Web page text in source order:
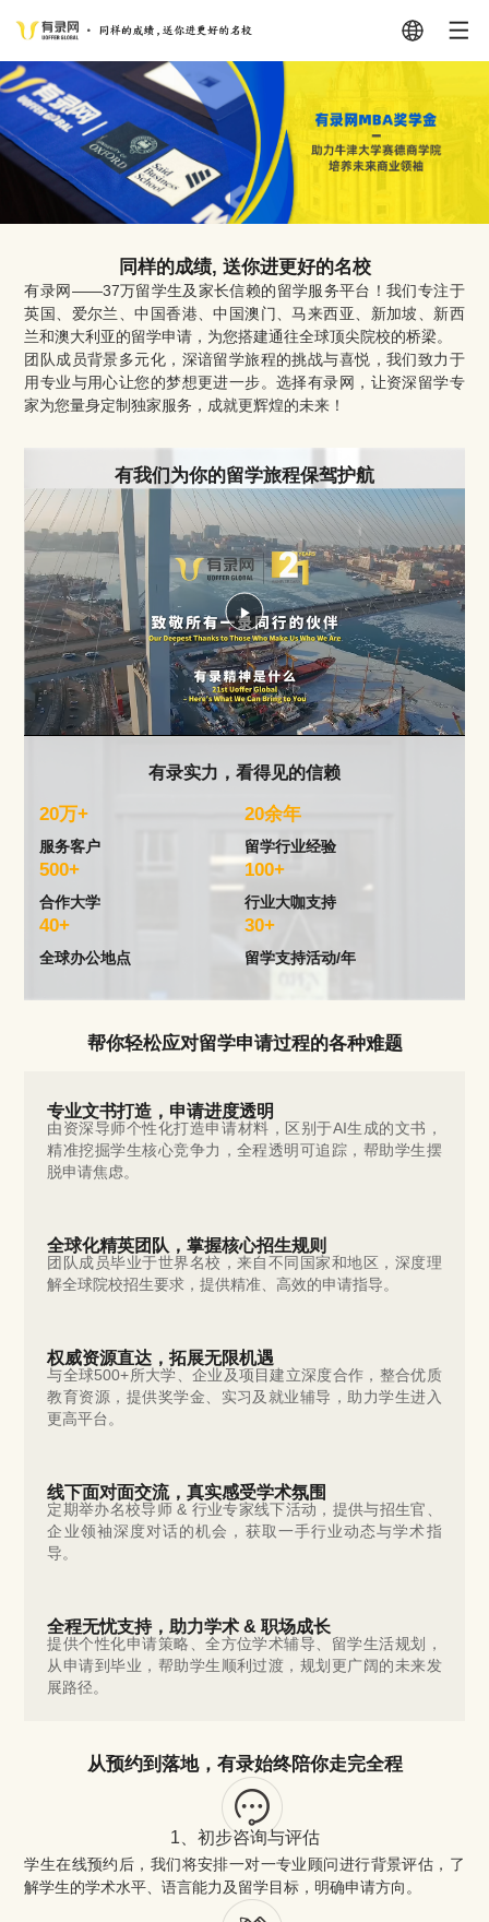
同样的成绩, 送你进更好的名校
有录网——37万留学生及家长信赖的留学服务平台！我们专注于
英国、爱尔兰、中国香港、中国澳门、马来西亚、新加坡、新西
兰和澳大利亚的留学申请，为您搭建通往全球顶尖院校的桥梁。
团队成员背景多元化，深谙留学旅程的挑战与喜悦，我们致力于
用专业与用心让您的梦想更进一步。选择有录网，让资深留学专
家为您量身定制独家服务，成就更辉煌的未来！
有我们为你的留学旅程保驾护航
Play
Video
有录实力，看得见的信赖
20万+
服务客户
20余年
留学行业经验
500+
合作大学
100+
行业大咖支持
40+
全球办公地点
30+
留学支持活动/年
帮你轻松应对留学申请过程的各种难题
专业文书打造，申请进度透明
由资深导师个性化打造申请材料，区别于AI生成的文书，
精准挖掘学生核心竞争力，全程透明可追踪，帮助学生摆
脱申请焦虑。
全球化精英团队，掌握核心招生规则
团队成员毕业于世界名校，来自不同国家和地区，深度理
解全球院校招生要求，提供精准、高效的申请指导。
权威资源直达，拓展无限机遇
与全球500+所大学、企业及项目建立深度合作，整合优质
教育资源，提供奖学金、实习及就业辅导，助力学生进入
更高平台。
线下面对面交流，真实感受学术氛围
定期举办名校导师 & 行业专家线下活动，提供与招生官、
企业领袖深度对话的机会，获取一手行业动态与学术指
导。
全程无忧支持，助力学术 & 职场成长
提供个性化申请策略、全方位学术辅导、留学生活规划，
从申请到毕业，帮助学生顺利过渡，规划更广阔的未来发
展路径。
从预约到落地，有录始终陪你走完全程
1、初步咨询与评估
学生在线预约后，我们将安排一对一专业顾问进行背景评估，了
解学生的学术水平、语言能力及留学目标，明确申请方向。